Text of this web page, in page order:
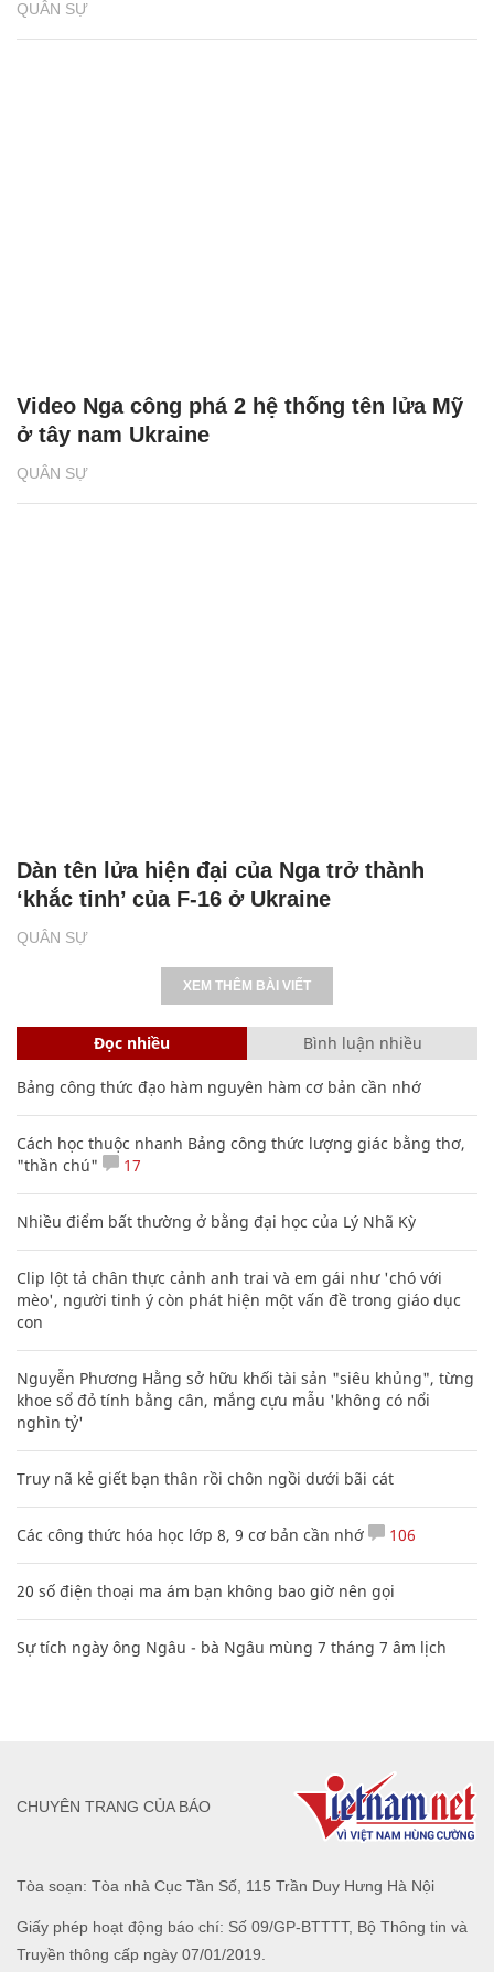
QUÂN SỰ
QUÂN SỰ
Video Nga công phá 2 hệ thống tên lửa Mỹ
ở tây nam Ukraine
QUÂN SỰ
Dàn tên lửa hiện đại của Nga trở thành
‘khắc tinh’ của F-16 ở Ukraine
XEM THÊM BÀI VIẾT
Đọc nhiều Bình luận nhiều
Bảng công thức đạo hàm nguyên hàm cơ bản cần nhớ
Cách học thuộc nhanh Bảng công thức lượng giác bằng thơ,
"thần chú"
17
Nhiều điểm bất thường ở bằng đại học của Lý Nhã Kỳ
Clip lột tả chân thực cảnh anh trai và em gái như 'chó với
mèo', người tinh ý còn phát hiện một vấn đề trong giáo dục
con
Nguyễn Phương Hằng sở hữu khối tài sản "siêu khủng", từng
khoe sổ đỏ tính bằng cân, mắng cựu mẫu 'không có nổi
nghìn tỷ'
Truy nã kẻ giết bạn thân rồi chôn ngồi dưới bãi cát
Các công thức hóa học lớp 8, 9 cơ bản cần nhớ 106
20 số điện thoại ma ám bạn không bao giờ nên gọi
Sự tích ngày ông Ngâu - bà Ngâu mùng 7 tháng 7 âm lịch
Tòa soạn: Tòa nhà Cục Tần Số, 115 Trần Duy Hưng Hà Nội
Giấy phép hoạt động báo chí: Số 09/GP-BTTTT, Bộ Thông tin và
Truyền thông cấp ngày 07/01/2019.
CHUYÊN TRANG CỦA BÁO